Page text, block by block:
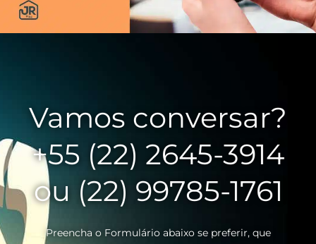
Vamos conversar?
+55 (22) 2645-3914
ou (22) 99785-1761
Preencha o Formulário abaixo se preferir, que